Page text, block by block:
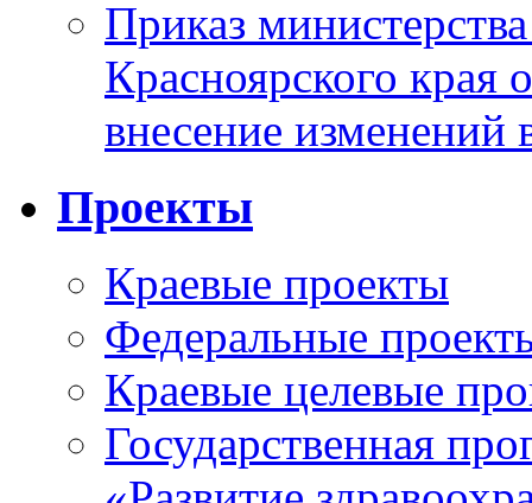
Приказ
Красноярского
внесение изменений
Проекты
Краевые проекты
Федеральные
Краевые целевые
Государственная